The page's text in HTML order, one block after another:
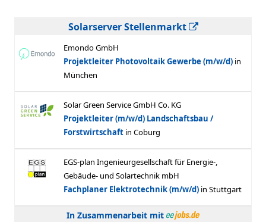
Solarserver Stellenmarkt
In Zusammenarbeit mit